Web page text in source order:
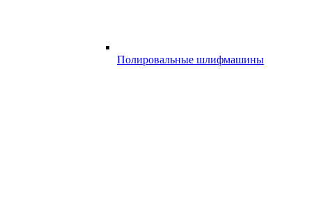
Полировальные шлифмашины